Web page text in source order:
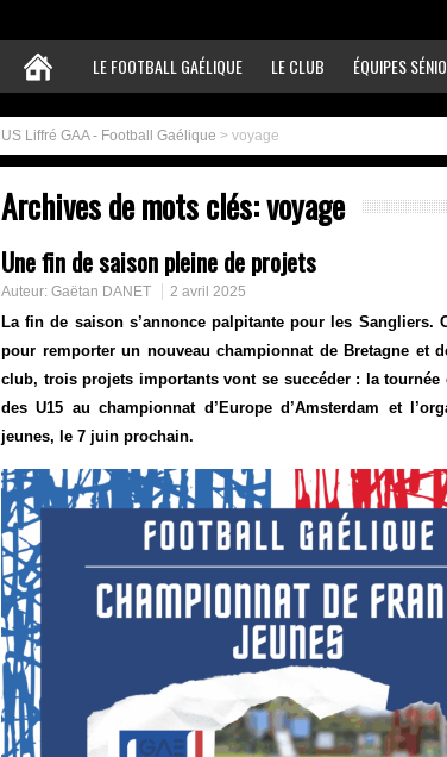
LE FOOTBALL GAÉLIQUE LE CLUB ÉQUIPES
US Liffré GAA - Football Gaélique > voyage
Archives de mots clés:voyage
Une fin de saison pleine de projets
Auteur: Gaëtan DANET 2 avril 2025
La fin de saison s’annonce palpitante pour les
pour remporter un nouveau championnat de Bretagne et
club, trois projets importants vont se succéder : la
des U15 au championnat d’Europe d’Amsterdam et
jeunes, le 7 juin prochain.